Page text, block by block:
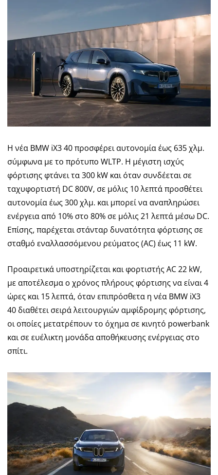
Η νέα BMW iX3 40 προσφέρει αυτονομία έως 635 χλμ.
σύμφωνα με το πρότυπο WLTP. Η μέγιστη ισχύς
φόρτισης φτάνει τα 300 kW και όταν συνδέεται σε
ταχυφορτιστή DC 800V, σε μόλις 10 λεπτά προσθέτει
αυτονομία έως 300 χλμ. και μπορεί να αναπληρώσει
ενέργεια από 10% στο 80% σε μόλις 21 λεπτά μέσω DC.
Επίσης, παρέχεται στάνταρ δυνατότητα φόρτισης σε
σταθμό εναλλασσόμενου ρεύματος (AC) έως 11 kW.
Προαιρετικά υποστηρίζεται και φορτιστής AC 22 kW,
με αποτέλεσμα ο χρόνος πλήρους φόρτισης να είναι 4
ώρες και 15 λεπτά, όταν επιπρόσθετα η νέα BMW iX3
40 διαθέτει σειρά λειτουργιών αμφίδρομης φόρτισης,
οι οποίες μετατρέπουν το όχημα σε κινητό powerbank
και σε ευέλικτη μονάδα αποθήκευσης ενέργειας στο
σπίτι.